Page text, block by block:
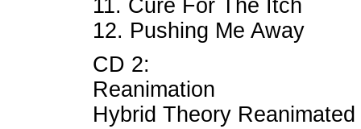
11. Cure For The Itch
12. Pushing Me Away
CD 2:
Reanimation
Hybrid Theory